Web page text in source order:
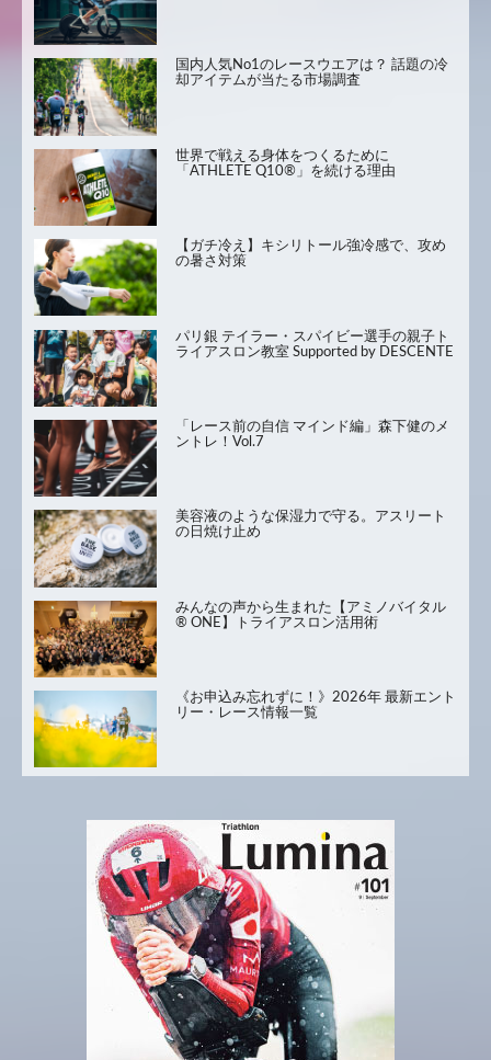
国内人気No1のレースウエアは？ 話題の冷
却アイテムが当たる市場調査
世界で戦える身体をつくるために
「ATHLETE Q10®」を続ける理由
【ガチ冷え】キシリトール強冷感で、攻め
の暑さ対策
パリ銀 テイラー・スパイビー選手の親子ト
ライアスロン教室 Supported by DESCENTE
「レース前の自信 マインド編」森下健のメ
ントレ！Vol.7
美容液のような保湿力で守る。アスリート
の日焼け止め
みんなの声から生まれた【アミノバイタル
® ONE】トライアスロン活用術
《お申込み忘れずに！》2026年 最新エント
リー・レース情報一覧